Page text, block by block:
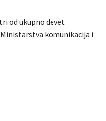
od ukupno devet
komunikacija i